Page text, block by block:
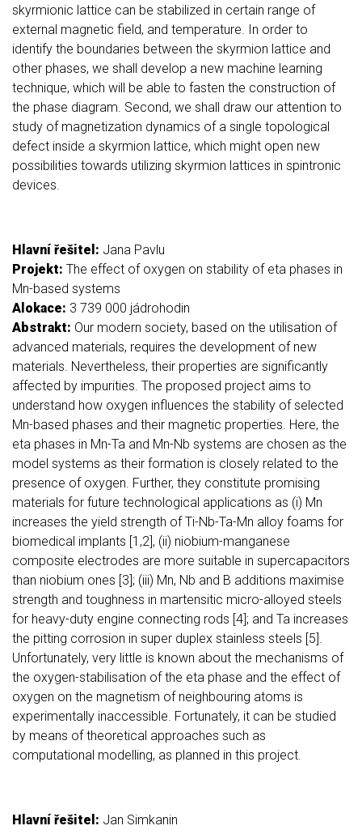
skyrmionic lattice can be stabilized in certain range of
external magnetic field, and temperature. In order to
identify the boundaries between the skyrmion lattice and
other phases, we shall develop a new machine learning
technique, which will be able to fasten the construction of
the phase diagram. Second, we shall draw our attention to
study of magnetization dynamics of a single topological
defect inside a skyrmion lattice, which might open new
possibilities towards utilizing skyrmion lattices in spintronic
devices.
Hlavní řešitel: Jana Pavlu
Projekt: The effect of oxygen on stability of eta phases in
Mn-based systems
Alokace: 3 739 000 jádrohodin
Abstrakt: Our modern society, based on the utilisation of
advanced materials, requires the development of new
materials. Nevertheless, their properties are significantly
affected by impurities. The proposed project aims to
understand how oxygen influences the stability of selected
Mn-based phases and their magnetic properties. Here, the
eta phases in Mn-Ta and Mn-Nb systems are chosen as the
model systems as their formation is closely related to the
presence of oxygen. Further, they constitute promising
materials for future technological applications as (i) Mn
increases the yield strength of Ti-Nb-Ta-Mn alloy foams for
biomedical implants [1,2], (ii) niobium-manganese
composite electrodes are more suitable in supercapacitors
than niobium ones [3]; (iii) Mn, Nb and B additions maximise
strength and toughness in martensitic micro-alloyed steels
for heavy-duty engine connecting rods [4]; and Ta increases
the pitting corrosion in super duplex stainless steels [5].
Unfortunately, very little is known about the mechanisms of
the oxygen-stabilisation of the eta phase and the effect of
oxygen on the magnetism of neighbouring atoms is
experimentally inaccessible. Fortunately, it can be studied
by means of theoretical approaches such as
computational modelling, as planned in this project.
Hlavní řešitel: Jan Simkanin